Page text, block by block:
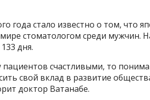
года стало известно о том, что
стоматологом среди мужчин.
дня.
пациентов счастливыми, то
свой вклад в развитие
доктор Ватанабе.